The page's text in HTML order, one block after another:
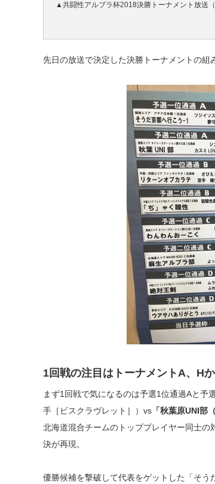
▲共闘性アルブラ杯2018決勝トーナメント放送（
先日の放送で決定した決勝トーナメントの組
1回戦の注目はトーナメントA、H
まず1回戦で気になるのは予選1位通過Aと予
手［ビスクラヴレット］）vs 「秋葉原UNI部
北海道混合チームのトッププレイヤー同士
決が再現。
優勝候補を撃破して代表をゲットした「そ